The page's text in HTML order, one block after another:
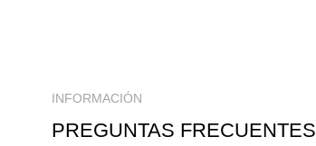
INFORMACIÓN
PREGUNTAS FRECUENTES